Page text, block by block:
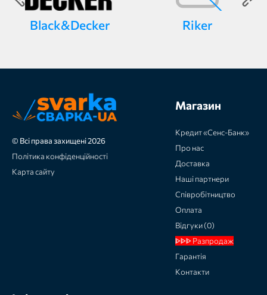
Black&Decker Riker
© Всі права захищені 2026
Політика конфіденційності
Карта сайту
Магазин
Кредит «Сенс-Банк»
Про нас
Доставка
Наші партнери
Співробітництво
Оплата
Відгуки (0)
ᐈᐈᐈ Разпродаж
Гарантія
Контакти